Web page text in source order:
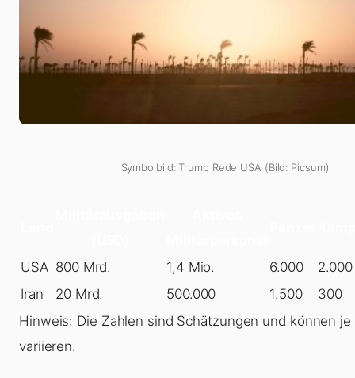
Symbolbild: Trump Rede USA (Bild: Picsum)
USA 800 Mrd. 1,4 Mio. 6.000
2.000
Iran
20 Mrd. 500.000 1.500
300
Hinweis: Die Zahlen sind Schätzungen und können je
variieren.